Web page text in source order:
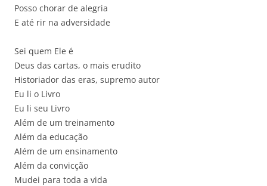
Posso chorar de alegria
E até rir na adversidade
Sei quem Ele é
Deus das cartas, o mais erudito
Historiador das eras, supremo autor
Eu li o Livro
Eu li seu Livro
Além de um treinamento
Além da educação
Além de um ensinamento
Além da convicção
Mudei para toda a vida